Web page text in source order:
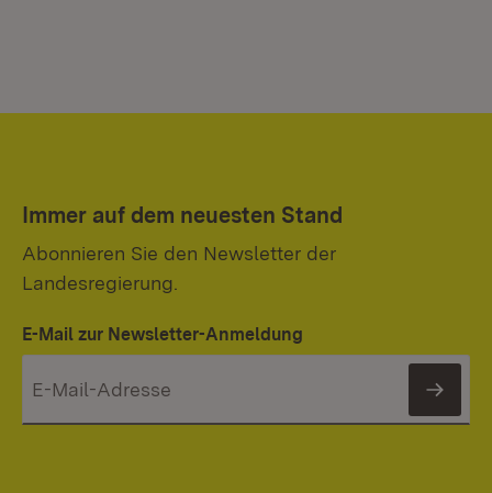
Immer auf dem neuesten Stand
Abonnieren Sie den Newsletter der
Landesregierung.
E-Mail zur Newsletter-Anmeldung